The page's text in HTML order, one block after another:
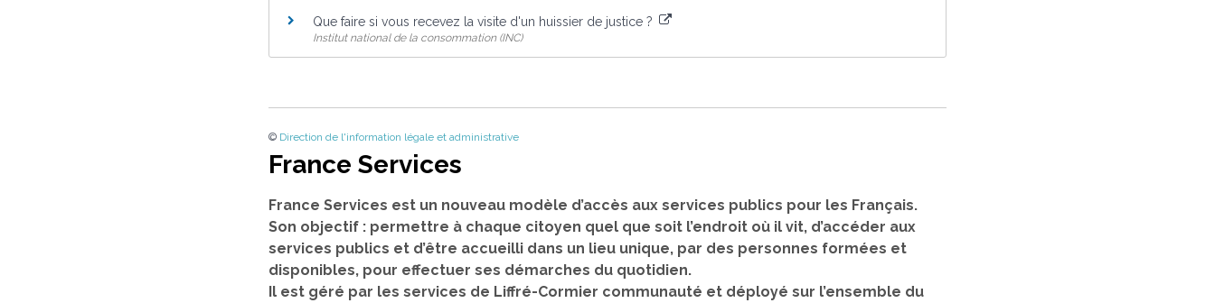
Que faire si vous recevez la visite d'un huissier de justice ?
Institut national de la consommation (INC)
© Direction de l'information légale et administrative
France Services
France Services est un nouveau modèle d’accès aux services publics pour les Français.
Son objectif : permettre à chaque citoyen quel que soit l’endroit où il vit, d’accéder aux
services publics et d’être accueilli dans un lieu unique, par des personnes formées et
disponibles, pour effectuer ses démarches du quotidien.
Il est géré par les services de Liffré-Cormier communauté et déployé sur l’ensemble du